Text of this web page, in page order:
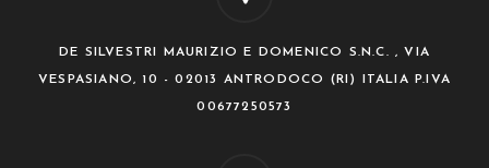
DE SILVESTRI MAURIZIO E DOMENICO S.N.C. , VIA
VESPASIANO, 10 - 02013 ANTRODOCO (RI) ITALIA P.IVA
00677250573